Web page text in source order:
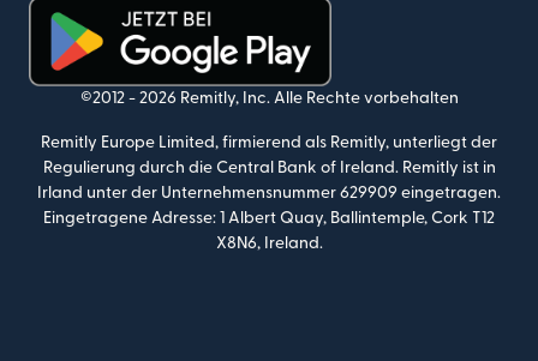
(wird in einem neuen Fenster geöffnet)
©2012 - 2026 Remitly, Inc. Alle Rechte vorbehalten
Remitly Europe Limited, firmierend als Remitly, unterliegt der
Regulierung durch die Central Bank of Ireland. Remitly ist in
Irland unter der Unternehmensnummer 629909 eingetragen.
Eingetragene Adresse: 1 Albert Quay, Ballintemple, Cork T12
X8N6, Ireland.